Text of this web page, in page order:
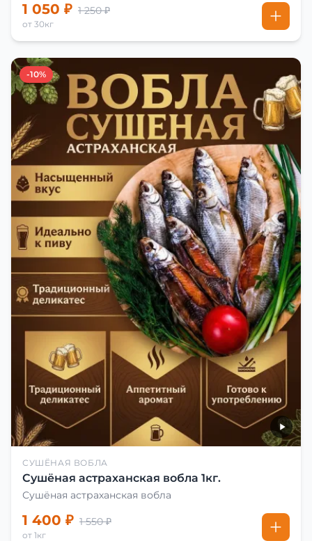
1 050 ₽ 1 250 ₽
от 30кг
-10%
СУШЁНАЯ ВОБЛА
Сушёная астраханская вобла 1кг.
Сушёная астраханская вобла
1 400 ₽ 1 550 ₽
от 1кг